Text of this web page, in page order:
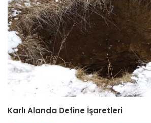
Karlı Alanda Define İşaretleri